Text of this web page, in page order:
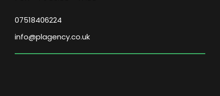
07518406224
info@plagency.co.uk